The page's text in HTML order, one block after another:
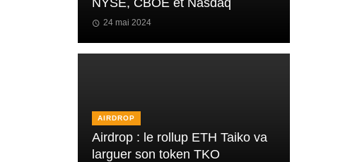
24 mai 2024
AIRDROP
Airdrop : le rollup ETH Taiko va
larguer son token TKO